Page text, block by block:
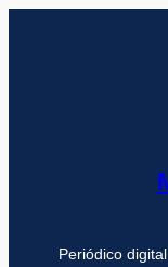
Periódico